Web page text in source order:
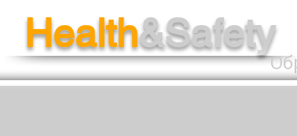
Health&Safety